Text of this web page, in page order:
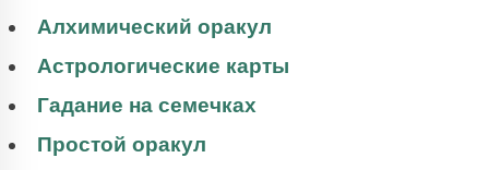
Алхимический оракул
Астрологические карты
Гадание на семечках
Простой оракул